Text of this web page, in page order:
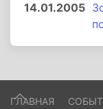
14.01.2005
ГЛАВНАЯ